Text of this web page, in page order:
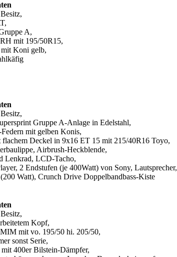
A,
mit 195/50R15,
Koni gelb,
Gruppe A-Anlage in Edelstahl,
mit gelben Konis,
flachem Deckel in 9x16 ET 15 mit 215/40R16 Toyo,
Airbrush-Heckblende,
Lenkrad, LCD-Tacho,
2 Endstufen (je 400Watt) von Sony, Lautsprecher,
Watt), Crunch Drive Doppelbandbass-Kiste
Kopf,
mit vo. 195/50 hi. 205/50,
sonst Serie,
400er Bilstein-Dämpfer,